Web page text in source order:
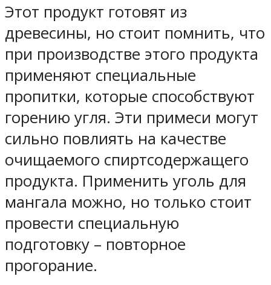
Этот продукт готовят из
древесины, но стоит помнить, что
при производстве этого продукта
применяют специальные
пропитки, которые способствуют
горению угля. Эти примеси могут
сильно повлиять на качестве
очищаемого спиртсодержащего
продукта. Применить уголь для
мангала можно, но только стоит
провести специальную
подготовку – повторное
прогорание.